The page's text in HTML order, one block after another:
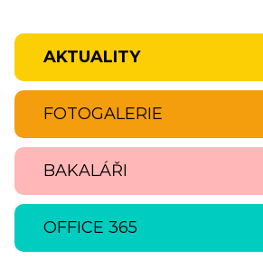
AKTUALITY
FOTOGALERIE
BAKALÁŘI
OFFICE 365